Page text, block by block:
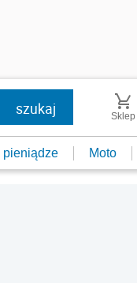
Sklep
pieniądze Moto